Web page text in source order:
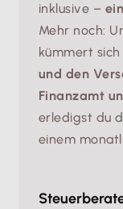
inklusive –
Mehr noch:
kümmert
und den
Finanzamt
erledigst du
einem